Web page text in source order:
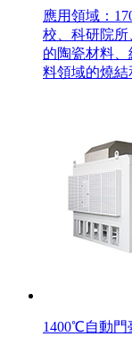
應用領域：
校、科研院
的陶瓷材料
料領域的燒結
1400℃自動門